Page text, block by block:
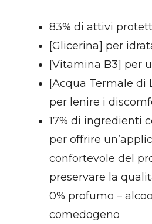
83% di attivi
[Glicerina] per
[Vitamina B3] per
[Acqua Termale di
per lenire i
17% di ingredienti
per offrire
confortevole del
preservare la
0% profumo –
comedogeno